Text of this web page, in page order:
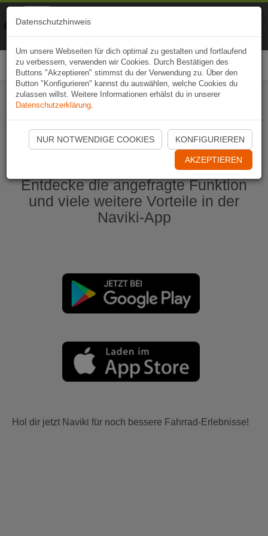
Naviki App jetzt öffnen
Entdecke die angefragte Funktion
und viele weitere Vorteile in der
Naviki-App
Hol dir jetzt Naviki für noch bessere Fahrrad-Erlebnisse!
Datenschutzhinweis
Um unsere Webseiten für dich optimal zu gestalten und fortlaufend
zu verbessern, verwenden wir Cookies. Durch Bestätigen des
Buttons "Akzeptieren" stimmst du der Verwendung zu. Über den
Button "Konfigurieren" kannst du auswählen, welche Cookies du
zulassen willst. Weitere Informationen erhälst du in unserer
Datenschutzerklärung.
NUR NOTWENDIGE COOKIES KONFIGURIEREN
AKZEPTIEREN
Naviki